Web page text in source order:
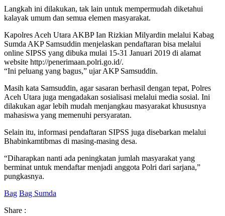
Langkah ini dilakukan, tak lain untuk mempermudah diketahui
kalayak umum dan semua elemen masyarakat.
Kapolres Aceh Utara AKBP Ian Rizkian Milyardin melalui Kabag
Sumda AKP Samsuddin menjelaskan pendaftaran bisa melalui
online SIPSS yang dibuka mulai 15-31 Januari 2019 di alamat
website http://penerimaan.polri.go.id/.
“Ini peluang yang bagus,” ujar AKP Samsuddin.
Masih kata Samsuddin, agar sasaran berhasil dengan tepat, Polres
Aceh Utara juga mengadakan sosialisasi melalui media sosial. Ini
dilakukan agar lebih mudah menjangkau masyarakat khususnya
mahasiswa yang memenuhi persyaratan.
Selain itu, informasi pendaftaran SIPSS juga disebarkan melalui
Bhabinkamtibmas di masing-masing desa.
“Diharapkan nanti ada peningkatan jumlah masyarakat yang
berminat untuk mendaftar menjadi anggota Polri dari sarjana,”
pungkasnya.
Bag Bag Sumda
Share :